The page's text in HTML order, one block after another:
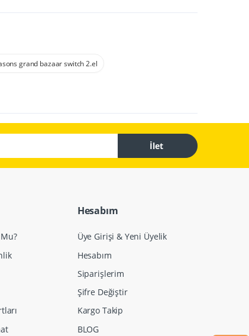
grand bazaar switch 2.el
İlet
Hesabım
Üye Girişi & Yeni Üyelik
Hesabım
Siparişlerim
Şifre Değiştir
Kargo Takip
BLOG